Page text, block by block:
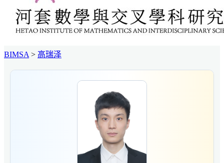
BIMSA > 高瑞泽